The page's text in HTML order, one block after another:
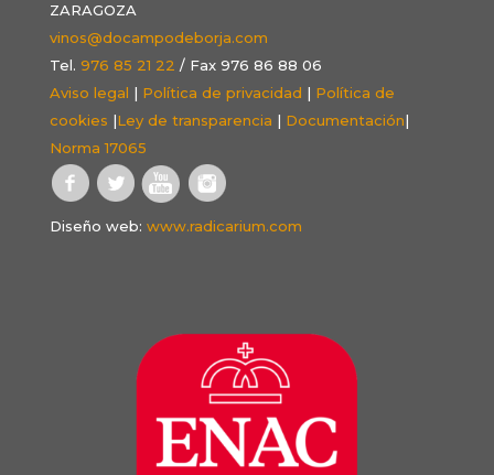
ZARAGOZA
vinos@docampodeborja.com
Tel. 976 85 21 22 / Fax 976 86 88 06
Aviso legal | Política de privacidad | Política de
cookies |Ley de transparencia | Documentación|
Norma 17065
Diseño web: www.radicarium.com